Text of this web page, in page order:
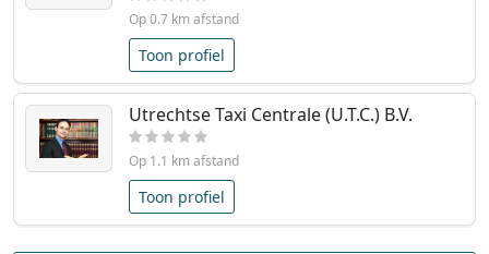
Op 0.7 km afstand
Toon profiel
Utrechtse Taxi Centrale (U.T.C.) B.V.
Op 1.1 km afstand
Toon profiel